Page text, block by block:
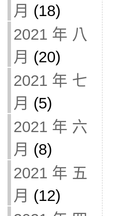
月 (18)
2021 年 八
月 (20)
2021 年 七
月 (5)
2021 年 六
月 (8)
2021 年 五
月 (12)